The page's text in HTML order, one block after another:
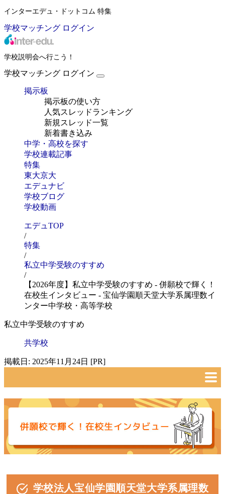
インターエデュ・ドットコム 特集
学校マッチング ログイン
学校説明会へ行こう！
学校マッチング ログイン
掲示板
掲示板の使い方
人気スレッドランキング
新規スレッド一覧
新着書き込み
中学・高校を探す
学校連載記事
特集
東大京大
エデュナビ
学校ブログ
学校動画
エデュTOP
/
特集
/
私立中学受験のすすめ
/
【2026年度】私立中学受験のすすめ - 併願校で輝く！
在校生インタビュー - 宝仙学園順天堂大学系属理数イ
ンター中学校・高等学校
私立中学受験のすすめ
共学校
掲載日: 2025年11月24日 [PR]
学校法人宝仙学園順天堂大学系属理数